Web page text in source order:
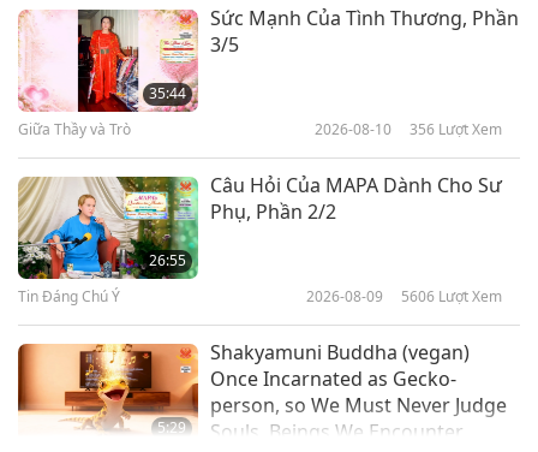
Shannon Keith (thuần chay): Lan
Beagle, Phần 1/2
Gary Yourofsky (thuần chay) –
35:44
Sức Mạnh Của Tình Thương, Phần
3/5
Giữa Thầy và Trò 2026-08-10 356 Lượt Xem
26:55
Câu Hỏi Của MAPA Dành Cho Sư
Phụ, Phần 2/2
Tin Đáng Chú Ý 2026-08-09 5606 Lượt Xem
5:29
Shakyamuni Buddha (vegan)
Once Incarnated as Gecko-
person, so We Must Never Judge
Souls, Beings We Encounter